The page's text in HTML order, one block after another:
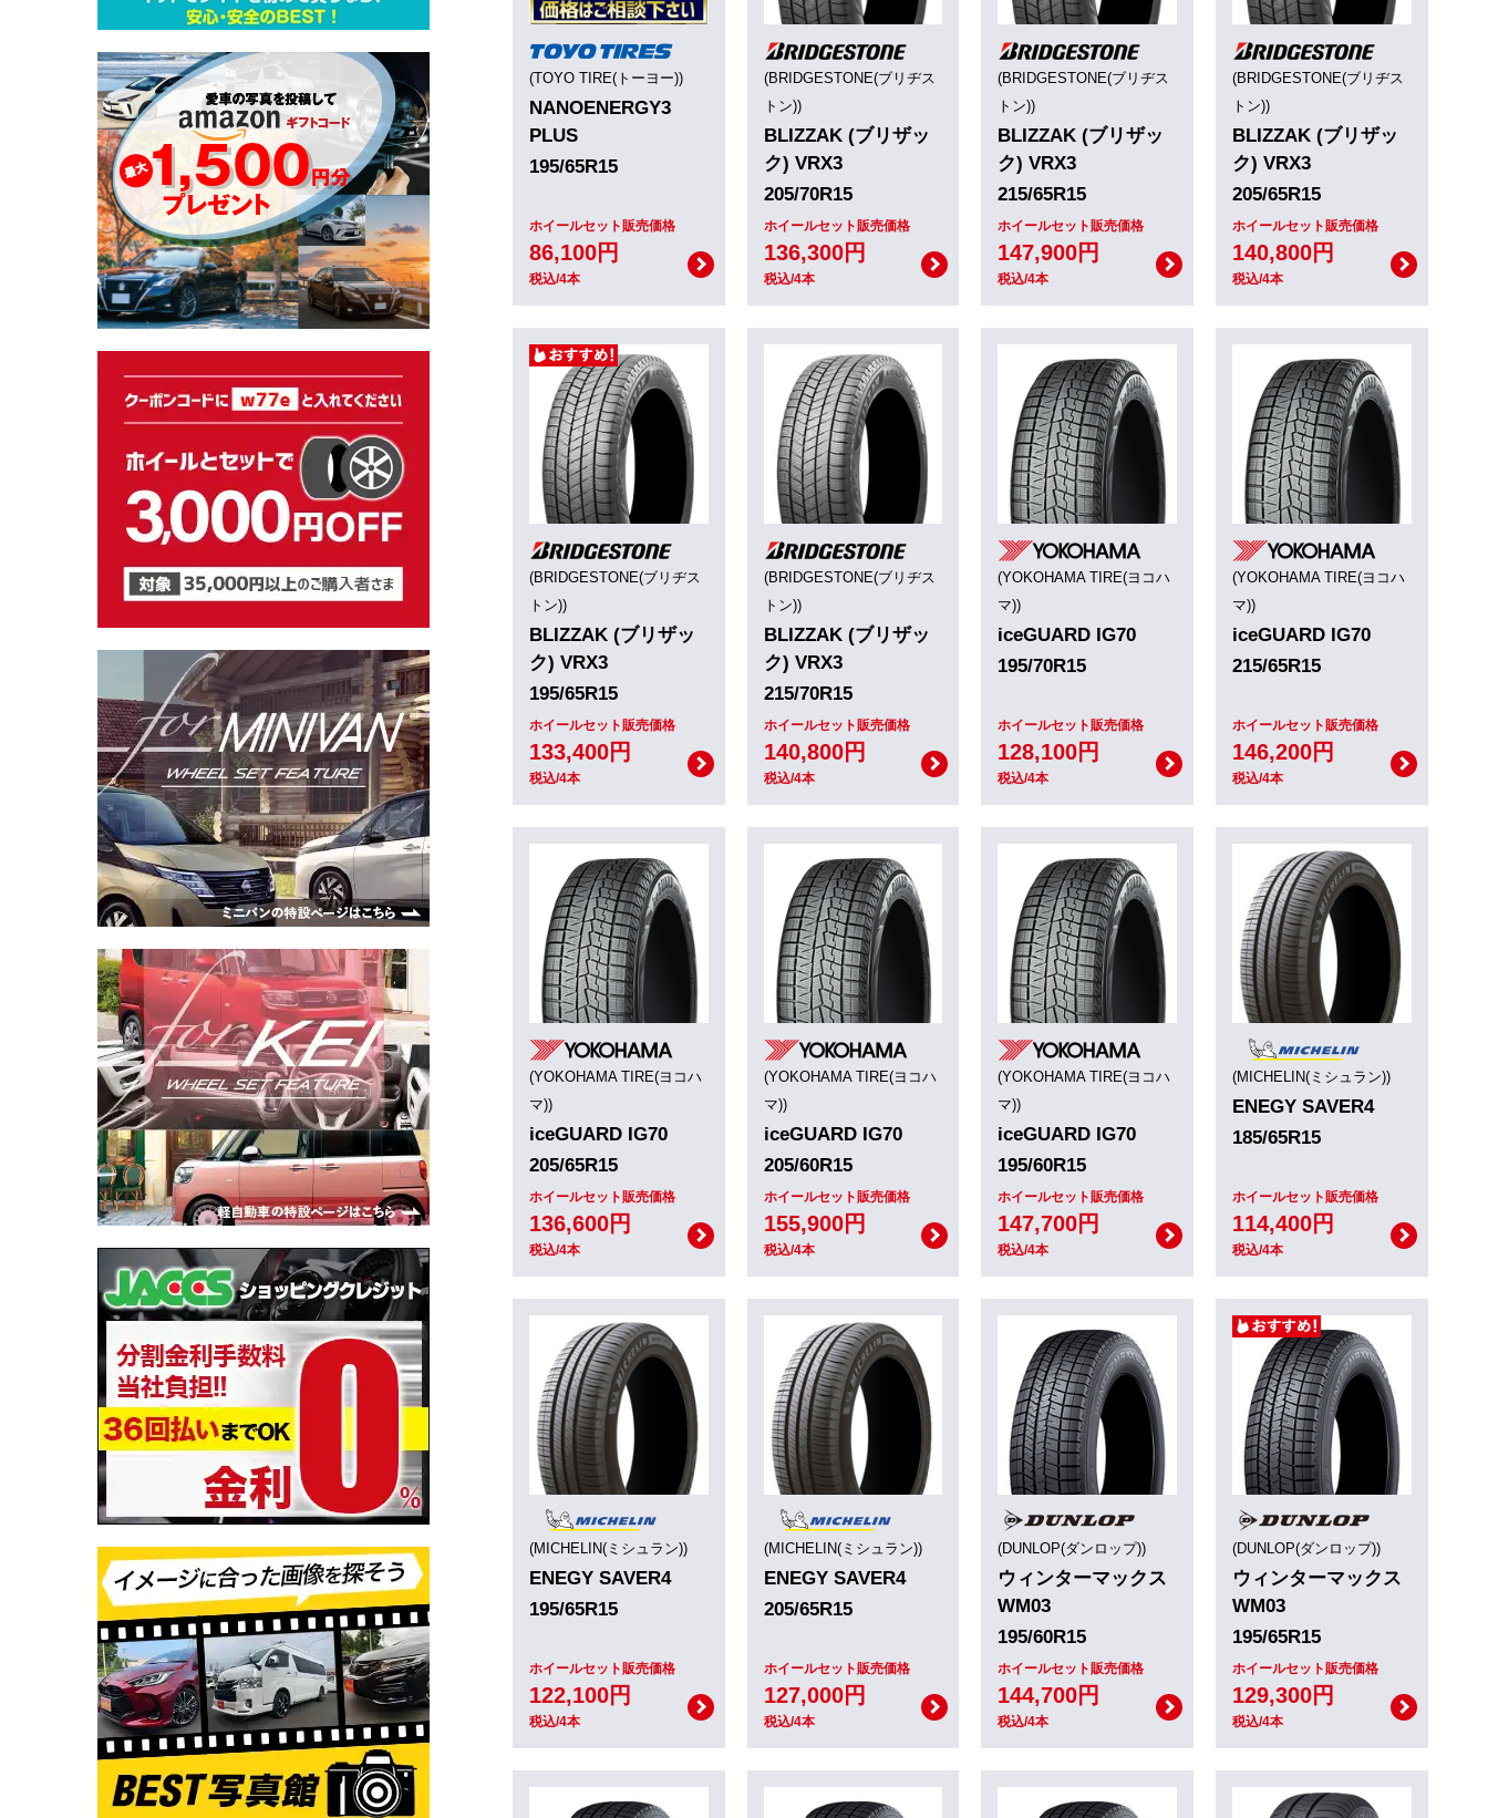
(TOYO TIRE(トーヨー))
NANOENERGY3
PLUS
195/65R15
ホイールセット販売価格
86,100円
税込/4本
(BRIDGESTONE(ブリヂス
トン))
BLIZZAK (ブリザッ
ク) VRX3
205/70R15
ホイールセット販売価格
136,300円
税込/4本
(BRIDGESTONE(ブリヂス
トン))
BLIZZAK (ブリザッ
ク) VRX3
215/65R15
ホイールセット販売価格
147,900円
税込/4本
(BRIDGESTONE(ブリヂス
トン))
BLIZZAK (ブリザッ
ク) VRX3
205/65R15
ホイールセット販売価格
140,800円
税込/4本
(BRIDGESTONE(ブリヂス
トン))
BLIZZAK (ブリザッ
ク) VRX3
195/65R15
ホイールセット販売価格
133,400円
税込/4本
(BRIDGESTONE(ブリヂス
トン))
BLIZZAK (ブリザッ
ク) VRX3
215/70R15
ホイールセット販売価格
140,800円
税込/4本
(YOKOHAMA TIRE(ヨコハ
マ))
iceGUARD IG70
195/70R15
ホイールセット販売価格
128,100円
税込/4本
(YOKOHAMA TIRE(ヨコハ
マ))
iceGUARD IG70
215/65R15
ホイールセット販売価格
146,200円
税込/4本
(YOKOHAMA TIRE(ヨコハ
マ))
iceGUARD IG70
205/65R15
ホイールセット販売価格
136,600円
税込/4本
(YOKOHAMA TIRE(ヨコハ
マ))
iceGUARD IG70
205/60R15
ホイールセット販売価格
155,900円
税込/4本
(YOKOHAMA TIRE(ヨコハ
マ))
iceGUARD IG70
195/60R15
ホイールセット販売価格
147,700円
税込/4本
(MICHELIN(ミシュラン))
ENEGY SAVER4
185/65R15
ホイールセット販売価格
114,400円
税込/4本
(MICHELIN(ミシュラン))
ENEGY SAVER4
195/65R15
ホイールセット販売価格
122,100円
税込/4本
(MICHELIN(ミシュラン))
ENEGY SAVER4
205/65R15
ホイールセット販売価格
127,000円
税込/4本
(DUNLOP(ダンロップ))
ウィンターマックス
WM03
195/60R15
ホイールセット販売価格
144,700円
税込/4本
(DUNLOP(ダンロップ))
ウィンターマックス
WM03
195/65R15
ホイールセット販売価格
129,300円
税込/4本